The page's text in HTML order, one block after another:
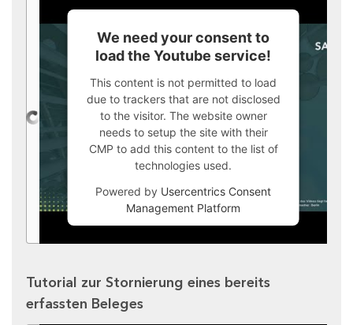
We need your consent to
load the Youtube service!
This content is not permitted to load
due to trackers that are not disclosed
to the visitor. The website owner
needs to setup the site with their
CMP to add this content to the list of
technologies used.
Powered by Usercentrics Consent
Management Platform
Tutorial zur Stornierung eines bereits
erfassten Beleges